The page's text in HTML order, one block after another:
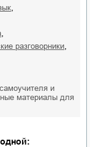
разговорники
и
материалы для